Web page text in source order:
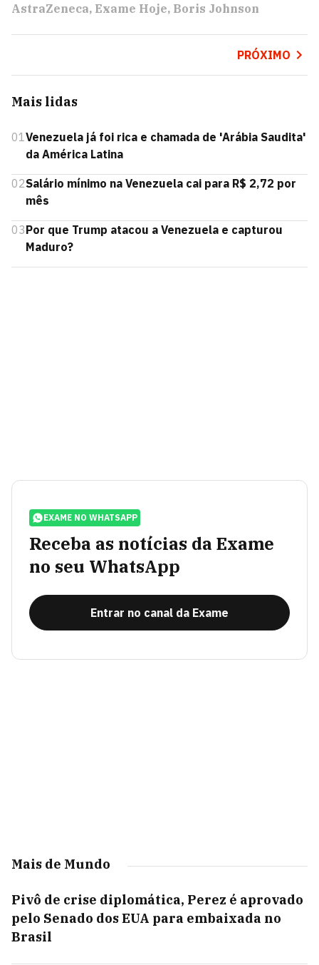
AstraZeneca Exame Hoje Boris Johnson
PRÓXIMO
Mais lidas
01Venezuela já foi rica e chamada de 'Arábia Saudita'
da América Latina
02Salário mínimo na Venezuela cai para R$ 2,72 por
mês
03Por que Trump atacou a Venezuela e capturou
Maduro?
EXAME NO WHATSAPP
Receba as notícias da Exame
no seu WhatsApp
Entrar no canal da Exame
Mais de Mundo
Pivô de crise diplomática, Perez é aprovado
pelo Senado dos EUA para embaixada no
Brasil